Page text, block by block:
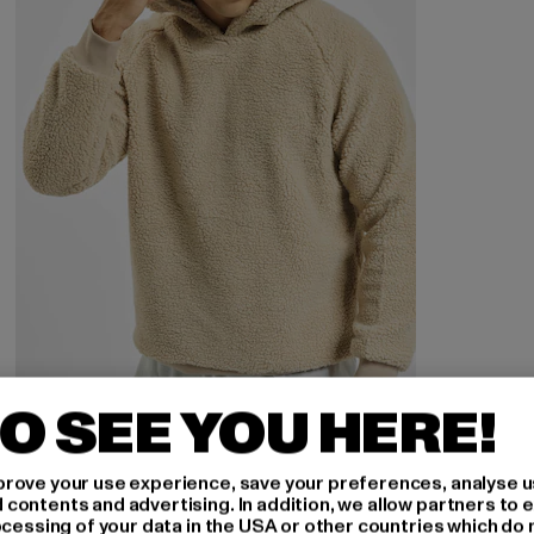
URBAN CLASSICS
SherpaSEE YOU HERE!
your use experience, save your preferences, analyse
and advertising. In addition, we allow partners to
of your data in the USA or other countries which do